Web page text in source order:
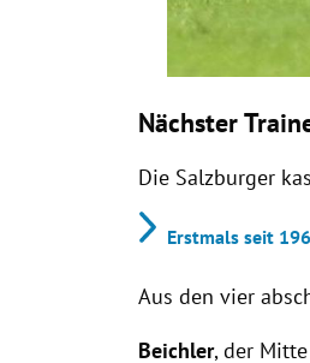
Nächster
Die Salzburger
Erstmals seit
Aus den vier
Beichler, der